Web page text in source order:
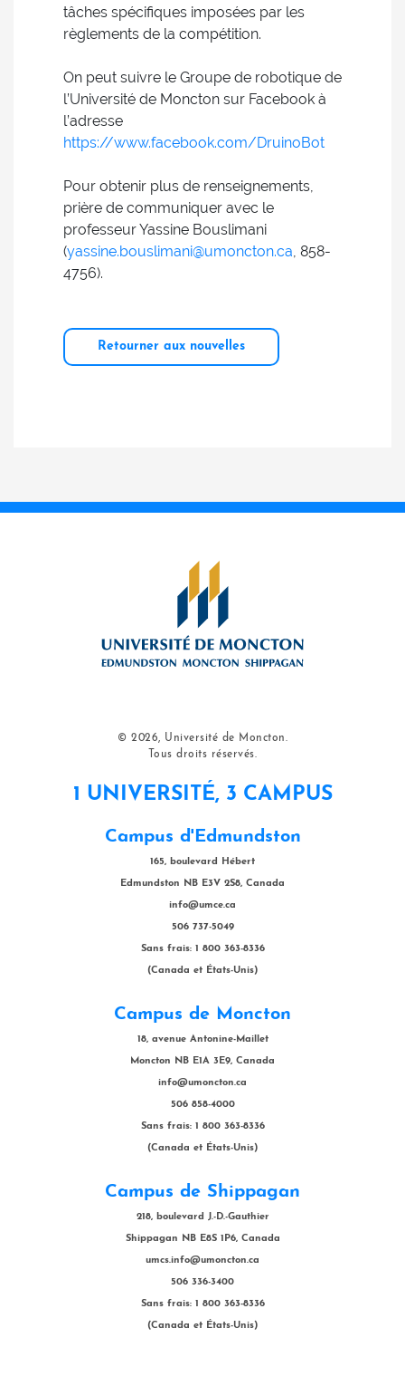
tâches spécifiques imposées par les
règlements de la compétition.
On peut suivre le Groupe de robotique de
l’Université de Moncton sur Facebook à
l’adresse
https://www.facebook.com/DruinoBot
Pour obtenir plus de renseignements,
prière de communiquer avec le
professeur Yassine Bouslimani
(yassine.bouslimani@umoncton.ca, 858-
4756).
Retourner aux nouvelles
© 2026, Université de Moncton.
Tous droits réservés.
1 UNIVERSITÉ, 3 CAMPUS
Campus d'Edmundston
165, boulevard Hébert
Edmundston NB E3V 2S8, Canada
info@umce.ca
506 737-5049
Sans frais: 1 800 363-8336
(Canada et États-Unis)
Campus de Moncton
18, avenue Antonine-Maillet
Moncton NB E1A 3E9, Canada
info@umoncton.ca
506 858-4000
Sans frais: 1 800 363-8336
(Canada et États-Unis)
Campus de Shippagan
218, boulevard J.-D.-Gauthier
Shippagan NB E8S 1P6, Canada
umcs.info@umoncton.ca
506 336-3400
Sans frais: 1 800 363-8336
(Canada et États-Unis)